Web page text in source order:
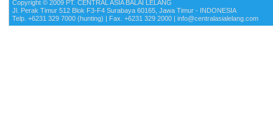
Copyright © 2009 PT. CENTRAL ASIA BALAI LELANG
Jl. Perak Timur 512 Blok F3-F4 Surabaya 60165, Jawa Timur - INDONESIA
Telp. +6231 329 7000 (hunting) | Fax. +6231 329 2000 | info@centralasialelang.com